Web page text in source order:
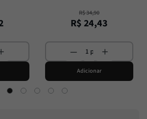
R$34,90
R$24,43
Adicionar